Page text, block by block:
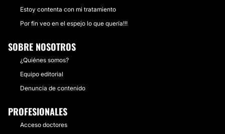
Estoy contenta con mi tratamiento
Por fin veo en el espejo lo que quería!!!
SOBRE NOSOTROS
¿Quiénes somos?
Equipo editorial
Denuncia de contenido
PROFESIONALES
Acceso doctores